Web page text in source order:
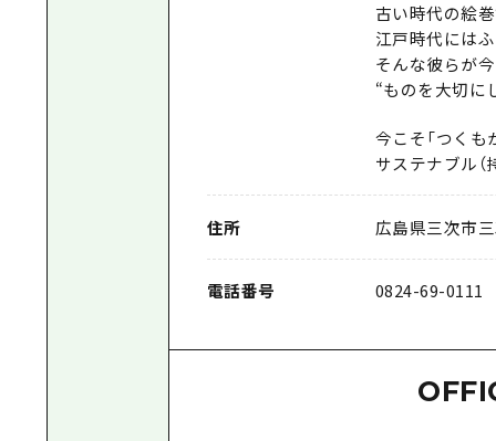
古い時代の絵
江戸時代には
そんな彼らが
“ものを大切に
今こそ「つくも
サステナブル（
住所 広島県三次市
電話番号 0824-69-0111